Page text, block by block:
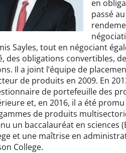
en
passé
Sayles, tout en négociant
des obligations convertibles,
Il a joint l’équipe de
de produits en 2009. En
de portefeuille des
et, en 2016, il a été
de produits
un baccalauréat en sciences
et une maîtrise en
College.